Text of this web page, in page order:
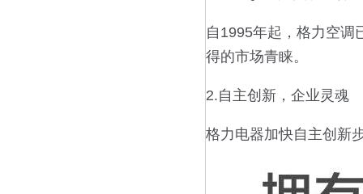
自1995年起，格力空调
得的市场青睐。
2.自主创新，企业灵魂
格力电器加快自主创新